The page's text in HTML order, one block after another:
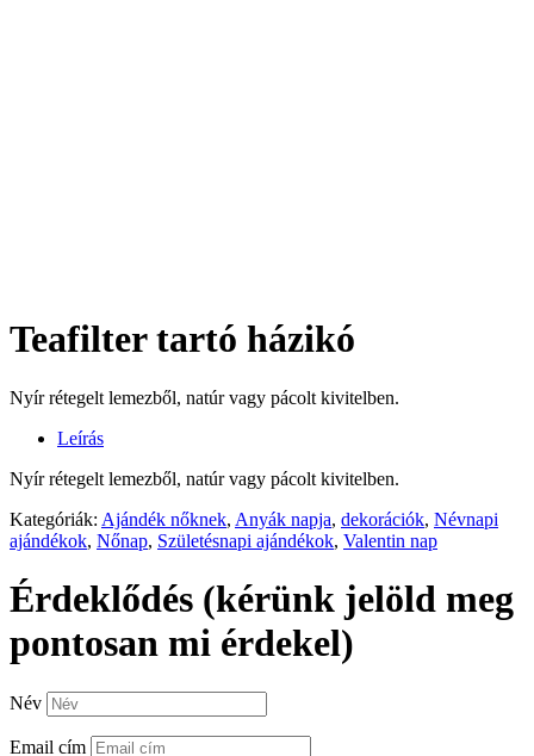
Teafilter tartó házikó
Nyír rétegelt lemezből, natúr vagy pácolt kivitelben.
Leírás
Nyír rétegelt lemezből, natúr vagy pácolt kivitelben.
Kategóriák: Ajándék nőknek, Anyák napja, dekorációk, Névnapi
ajándékok, Nőnap, Születésnapi ajándékok, Valentin nap
Érdeklődés (kérünk jelöld meg
pontosan mi érdekel)
Név
Email cím